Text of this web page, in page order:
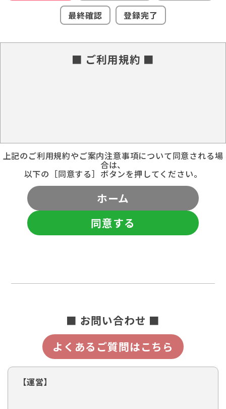
最終確認
登録完了
■ ご利用規約 ■
上記のご利用規約やご案内注意事項について同意される場
合は、
以下の［同意する］ボタンを押してください。
ホーム
同意する
■ お問い合わせ ■
よくあるご質問はこちら
【運営】